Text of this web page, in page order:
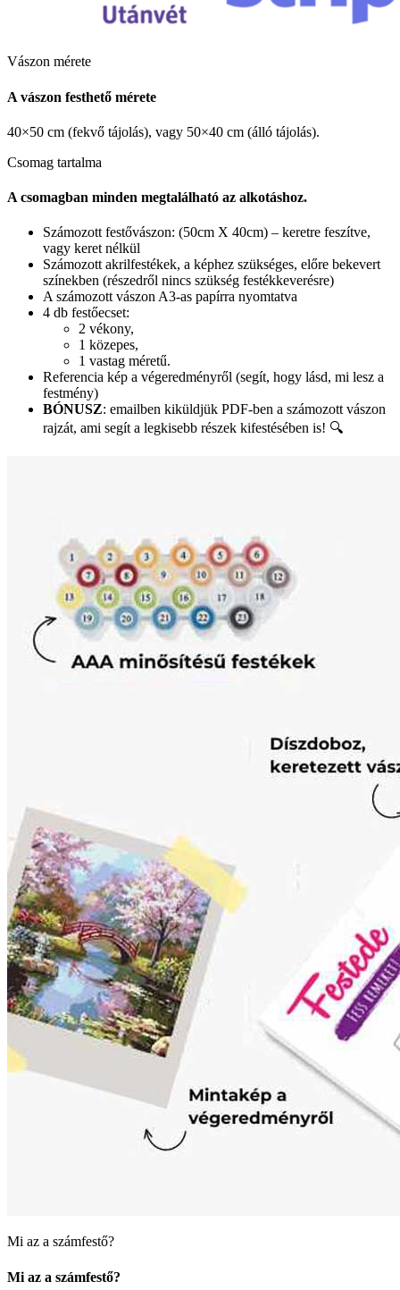
Vászon mérete
A vászon festhető mérete
40×50 cm (fekvő tájolás), vagy 50×40 cm (álló tájolás).
Csomag tartalma
A csomagban minden megtalálható az alkotáshoz.
Számozott festővászon: (50cm X 40cm) – keretre feszítve,
vagy keret nélkül
Számozott akrilfestékek, a képhez szükséges, előre bekevert
színekben (részedről nincs szükség festékkeverésre)
A számozott vászon A3-as papírra nyomtatva
4 db festőecset:
2 vékony,
1 közepes,
1 vastag méretű.
Referencia kép a végeredményről (segít, hogy lásd, mi lesz a
festmény)
BÓNUSZ: emailben kiküldjük PDF-ben a számozott vászon
rajzát, ami segít a legkisebb részek kifestésében is! 🔍
Mi az a számfestő?
Mi az a számfestő?